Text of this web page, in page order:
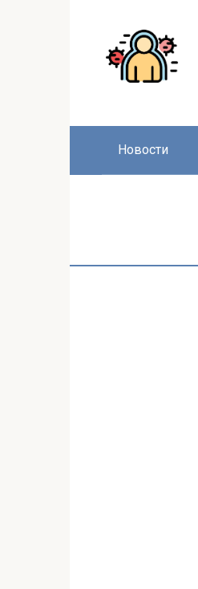
Новости